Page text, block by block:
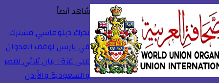
شاهد أيضاً
تحرك دبلوماسي مشترك
في باريس لوقف العدوان
على غزة : بيان ثلاثي لمصر
والسعودية والأردن